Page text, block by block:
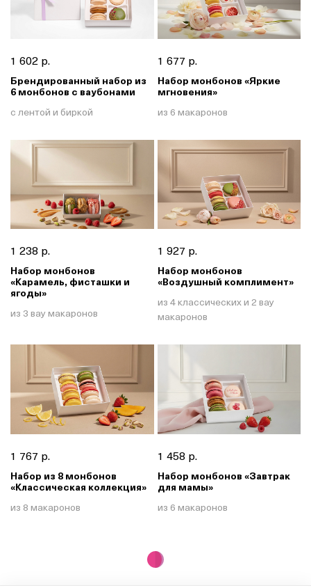
1 602 р.
Брендированный набор из
6 монбонов с ваубонами
с лентой и биркой
1 677 р.
Набор монбонов «Яркие
мгновения»
из 6 макаронов
1 238 р.
Набор монбонов
«Карамель, фисташки и
ягоды»
из 3 вау макаронов
1 927 р.
Набор монбонов
«Воздушный комплимент»
из 4 классических и 2 вау
макаронов
1 767 р.
Набор из 8 монбонов
«Классическая коллекция»
из 8 макаронов
1 458 р.
Набор монбонов «Завтрак
для мамы»
из 6 макаронов